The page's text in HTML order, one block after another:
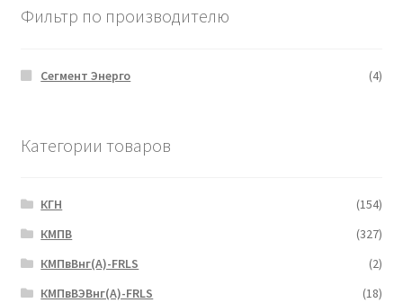
Фильтр по производителю
Сегмент Энерго (4)
Категории товаров
КГН
(154)
КМПВ
(327)
КМПвВнг(А)-FRLS
(2)
КМПвВЭВнг(А)-FRLS
(18)